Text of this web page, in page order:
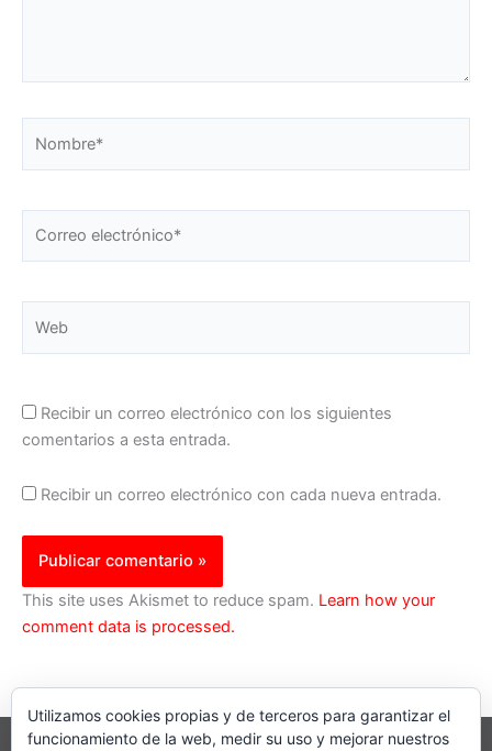
Recibir un correo electrónico con los siguientes
comentarios a esta entrada.
Recibir un correo electrónico con cada nueva entrada.
This site uses Akismet to reduce spam. Learn how your
comment data is processed.
Utilizamos cookies propias y de terceros para garantizar el
funcionamiento de la web, medir su uso y mejorar nuestros